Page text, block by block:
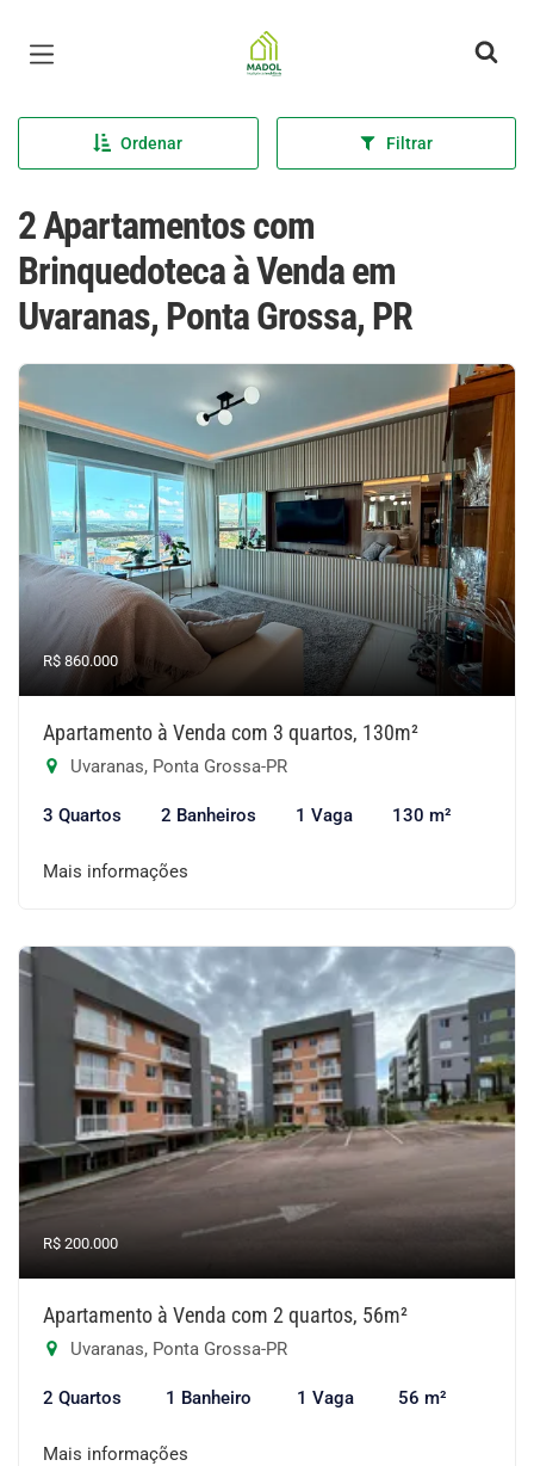
Página inicial
Ordenar Filtrar
2 Apartamentos com
Brinquedoteca à Venda em
Uvaranas, Ponta Grossa, PR
R$ 860.000
Apartamento à Venda com 3 quartos, 130m²
Uvaranas, Ponta Grossa-PR
3 Quartos 2 Banheiros 1 Vaga 130 m²
Mais informações
R$ 200.000
Apartamento à Venda com 2 quartos, 56m²
Uvaranas, Ponta Grossa-PR
2 Quartos 1 Banheiro 1 Vaga 56 m²
Mais informações